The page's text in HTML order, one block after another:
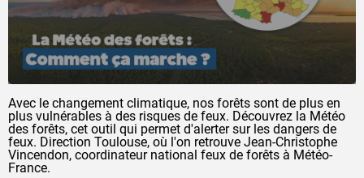
Avec le changement climatique, nos forêts sont de plus en
plus vulnérables à des risques de feux. Découvrez la Météo
des forêts, cet outil qui permet d'alerter sur les dangers de
feux. Direction Toulouse, où l'on retrouve Jean-Christophe
Vincendon, coordinateur national feux de forêts à Météo-
France.